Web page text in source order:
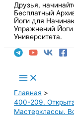
Друзья,
Бесплатный
Йоги для
Упражнений
Университета.
Main
Menu
Главная
400-209.
Мастерклассы.